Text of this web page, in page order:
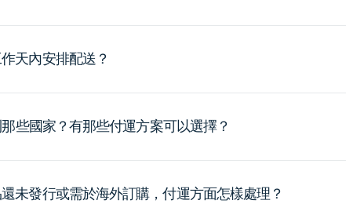
天內安排配送？
些國家？有那些付運方案可以選擇？
未發行或需於海外訂購，付運方面怎樣處理？